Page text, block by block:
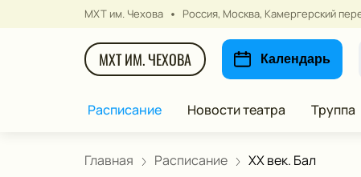
МХТ им. Чехова Россия, Москва, Камергерский
МХТ ИМ. ЧЕХОВА Календарь
Расписание Новости театра Труппа
Главная Расписание ХХ век. Бал